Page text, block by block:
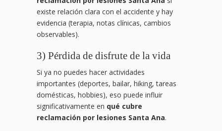
existe relación clara con el accidente y hay
evidencia (terapia, notas clínicas, cambios
observables).
3) Pérdida de disfrute de la vida
Si ya no puedes hacer actividades
importantes (deportes, bailar, hiking, tareas
domésticas, hobbies), eso puede influir
significativamente en qué cubre
reclamación por lesiones Santa Ana.